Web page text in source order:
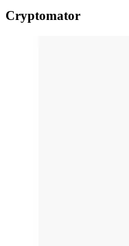
Cryptomator